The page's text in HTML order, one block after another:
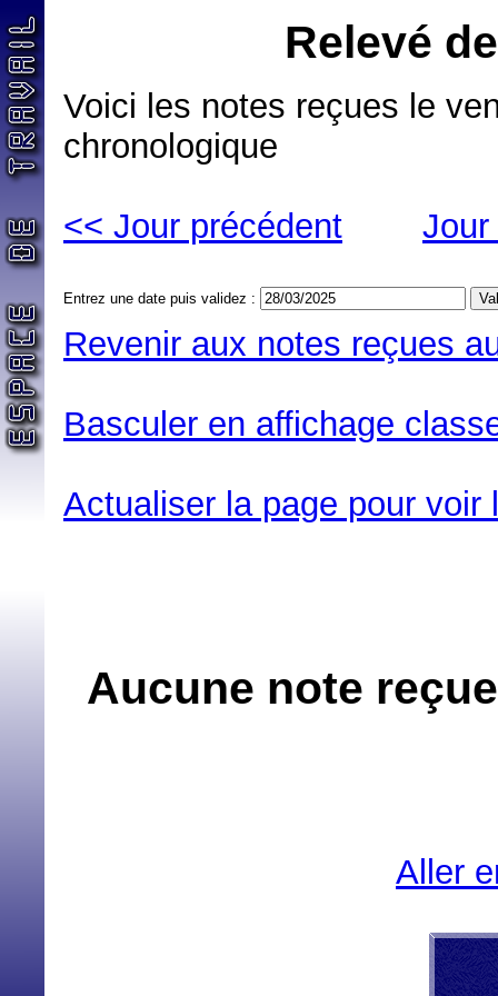
Relevé
Voici les notes reçues le
chronologique
<< Jour précédent
Entrez une date puis validez :
Revenir aux notes reçues
Basculer en affichage
Actualiser la page pour
Aucune note
Aller